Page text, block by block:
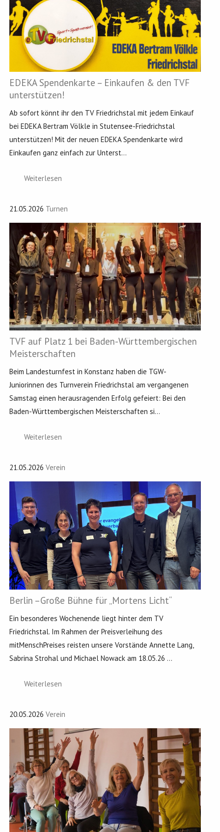
EDEKA Spendenkarte – Einkaufen & den TVF
unterstützen!
Ab sofort könnt ihr den TV Friedrichstal mit jedem Einkauf
bei EDEKA Bertram Völkle in Stutensee-Friedrichstal
unterstützen! Mit der neuen EDEKA Spendenkarte wird
Einkaufen ganz einfach zur Unterst...
Weiterlesen
21.05.2026 Turnen
TVF auf Platz 1 bei Baden-Württembergischen
Meisterschaften
Beim Landesturnfest in Konstanz haben die TGW-
Juniorinnen des Turnverein Friedrichstal am vergangenen
Samstag einen herausragenden Erfolg gefeiert: Bei den
Baden-Württembergischen Meisterschaften si...
Weiterlesen
21.05.2026 Verein
Berlin –Große Bühne für „Mortens Licht“
Ein besonderes Wochenende liegt hinter dem TV
Friedrichstal. Im Rahmen der Preisverleihung des
mitMenschPreises reisten unsere Vorstände Annette Lang,
Sabrina Strohal und Michael Nowack am 18.05.26 ...
Weiterlesen
20.05.2026 Verein